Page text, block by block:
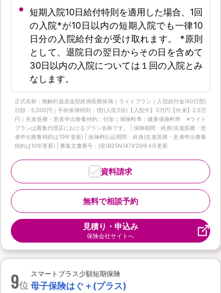
短期入院10日給付特則を適用した場合、1回
の入院*が10日以内の短期入院でも一律10
日分の入院給付金が受け取れます。 *原則
として、退院日の翌日からその日を含めて
30日以内の入院については１回の入院とみ
なします。
正式名称：無解約返戻金型終身医療保険｜ライトプラン｜入院給付金(60日型)
日額：5,000円｜手術保障特則：Ⅰ型(入院2倍)【入院中】5万円【外来】2.5万
円｜先進医療・患者申出療養特約：付加｜保険料率：健康保険料率 ※ライト
プランは募集代理店におけるプラン名称です。 | 保険期間：終身(先進医療・患
者申出療養特約は10年更新) | 保険料払込期間：終身(先進医療・患者申出療養
特約は10年更新) | 募集文書番号：(登)B25N1474‘26年4月更新
無料で相談予約
資料請求
見積り・申込み
保険会社サイトへ
9位
スマートプラス少額短期保険
母子保険はぐ＋(プラス)